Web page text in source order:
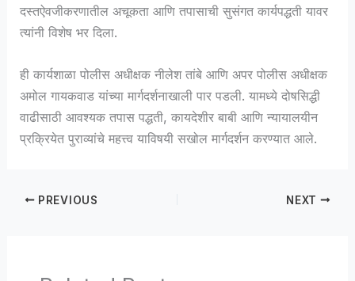
दस्तऐवजीकरणातील अचूकता आणि तपासाची सुसंगत कार्यपद्धती यावर
त्यांनी विशेष भर दिला.
ही कार्यशाळा पोलीस अधीक्षक नीलेश तांबे आणि अपर पोलीस अधीक्षक
अमोल गायकवाड यांच्या मार्गदर्शनाखाली पार पडली. यामध्ये दोषसिद्धी
वाढीसाठी आवश्यक तपास पद्धती, कायदेशीर बाबी आणि न्यायालयीन
प्रक्रियेत पुराव्यांचे महत्त्व याविषयी सखोल मार्गदर्शन करण्यात आले.
PREVIOUS NEXT